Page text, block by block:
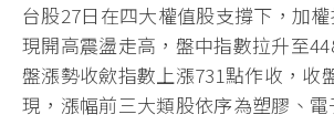
台股27日在四大權值股支撐下，加
現開高震盪走高，盤中指數拉升至
盤漲勢收歛指數上漲731點作收，收
現，漲幅前三大類股依序為塑膠、